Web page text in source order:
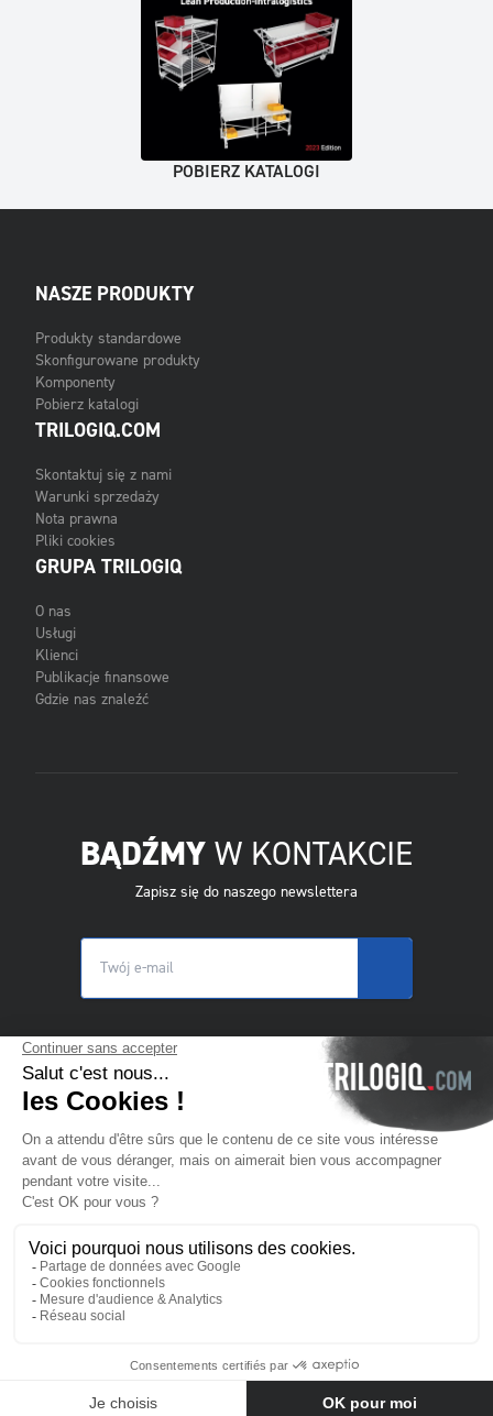
POBIERZ KATALOGI
NASZE PRODUKTY
Produkty standardowe
Skonfigurowane produkty
Komponenty
Pobierz katalogi
TRILOGIQ.COM
Skontaktuj się z nami
Warunki sprzedaży
Nota prawna
Pliki cookies
GRUPA TRILOGIQ
O nas
Usługi
Klienci
Publikacje finansowe
Gdzie nas znaleźć
BĄDŹMY W KONTAKCIE
Zapisz się do naszego newslettera
© 2025 Trilogiq SA.
PL- Polski
Skontaktuj się z nami